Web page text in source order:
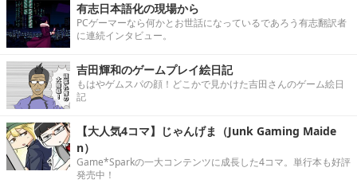
有志日本語化の現場から
PCゲーマーなら何かとお世話になっているであろう有志翻訳者
に連続インタビュー。
吉田輝和のゲームプレイ絵日記
もはやゲムスパの顔！どこかで見かけた吉田さんのゲーム絵日
記
【大人気4コマ】じゃんげま（Junk Gaming Maide
n）
Game*Sparkの一大コンテンツに成長した4コマ。単行本も好評
発売中！